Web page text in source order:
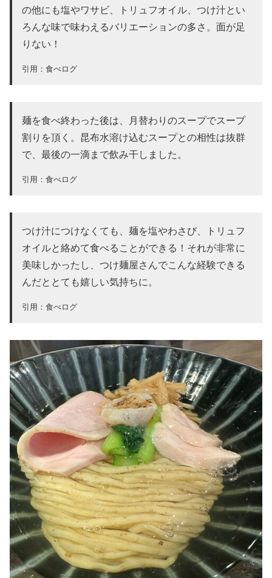
の他にも塩やワサビ、トリュフオイル、つけ汁とい
ろんな味で味わえるバリエーションの多さ。面が足
りない！
引用：食べログ
麺を食べ終わった後は、月替わりのスープでスープ
割りを頂く。昆布水溶け込むスープとの相性は抜群
で、 最後の一滴まで飲み干し ました。
引用：食べログ
つけ汁につけなくても 、麺を塩やわさび、トリュフ
オイルと絡めて食べることができる！それが非常に
美味しかったし、 つけ麺屋さんでこんな経験できる
んだととても嬉しい気持ちに。
引用：食べログ